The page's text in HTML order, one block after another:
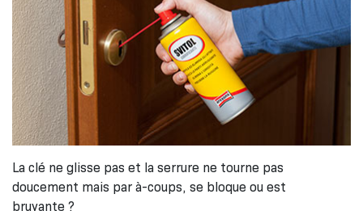
La clé ne glisse pas et la serrure ne tourne pas
doucement mais par à-coups, se bloque ou est
bruyante ?